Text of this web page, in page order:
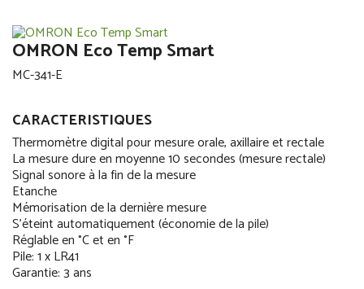
OMRON Eco Temp Smart
MC-341-E
CARACTERISTIQUES
Thermomètre digital pour mesure orale, axillaire et rectale
La mesure dure en moyenne 10 secondes (mesure rectale)
Signal sonore à la fin de la mesure
Etanche
Mémorisation de la dernière mesure
S'éteint automatiquement (économie de la pile)
Réglable en °C et en °F
Pile: 1 x LR41
Garantie: 3 ans